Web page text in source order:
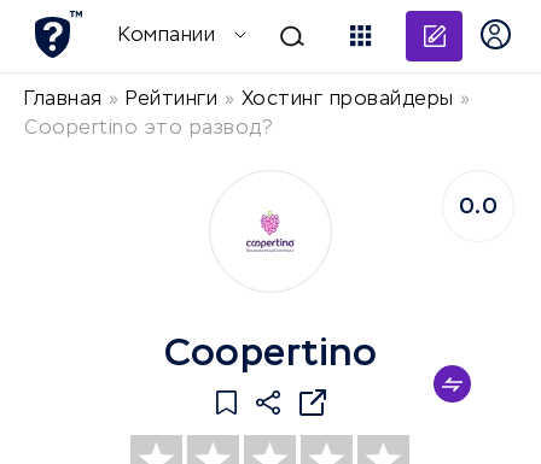
Компании
Главная » Рейтинги » Хостинг провайдеры »
Coopertino это развод?
Coopertino
0.0